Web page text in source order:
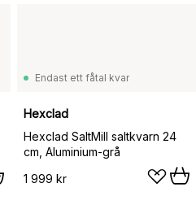
Endast ett fåtal kvar
Hexclad
Hexclad SaltMill saltkvarn 24
cm, Aluminium-grå
1 999 kr